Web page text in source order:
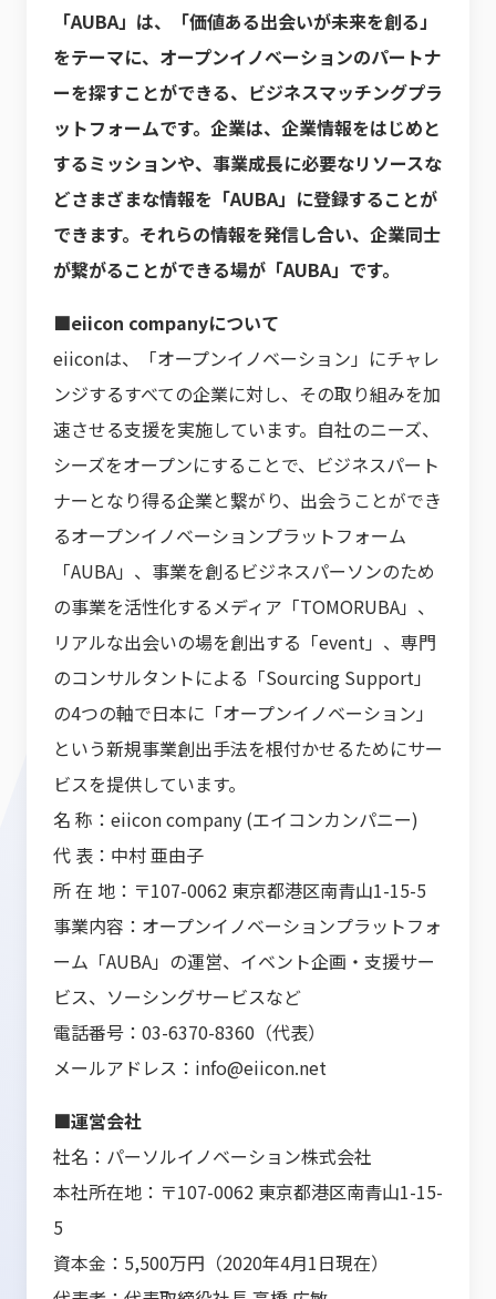
「AUBA」は、「価値ある出会いが未来を創る」
をテーマに、オープンイノベーションのパートナ
ーを探すことができる、ビジネスマッチングプラ
ットフォームです。企業は、企業情報をはじめと
するミッションや、事業成長に必要なリソースな
どさまざまな情報を「AUBA」に登録することが
できます。それらの情報を発信し合い、企業同士
が繋がることができる場が「AUBA」です。
■eiicon companyについて
eiiconは、「オープンイノベーション」にチャレ
ンジするすべての企業に対し、その取り組みを加
速させる支援を実施しています。自社のニーズ、
シーズをオープンにすることで、ビジネスパート
ナーとなり得る企業と繋がり、出会うことができ
るオープンイノベーションプラットフォーム
「AUBA」、事業を創るビジネスパーソンのため
の事業を活性化するメディア「TOMORUBA」、
リアルな出会いの場を創出する「event」、専門
のコンサルタントによる「Sourcing Support」
の4つの軸で日本に「オープンイノベーション」
という新規事業創出手法を根付かせるためにサー
ビスを提供しています。
名 称：eiicon company (エイコンカンパニー)
代 表：中村 亜由子
所 在 地：〒107-0062 東京都港区南青山1-15-5
事業内容：オープンイノベーションプラットフォ
ーム「AUBA」の運営、イベント企画・支援サー
ビス、ソーシングサービスなど
電話番号：03-6370-8360（代表）
メールアドレス：info@eiicon.net
■運営会社
社名：パーソルイノベーション株式会社
本社所在地：〒107-0062 東京都港区南青山1-15-
5
資本金：5,500万円（2020年4月1日現在）